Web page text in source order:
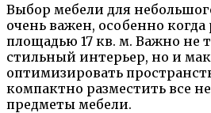
Выбор мебели для
очень важен, особенно когда
площадью 17 кв. м. Важно не
стильный интерьер, но и
оптимизировать
компактно разместить все
предметы мебели.